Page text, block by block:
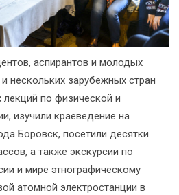
аспирантов и молодых
нескольких зарубежных стран
по физической и
изучили краеведение на
Боровск, посетили десятки
а также экскурсии по
и мире этнографическому
атомной электростанции в